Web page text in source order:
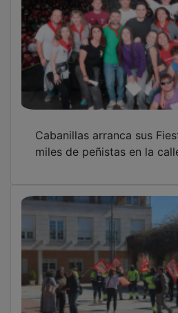
miles de peñistas en la